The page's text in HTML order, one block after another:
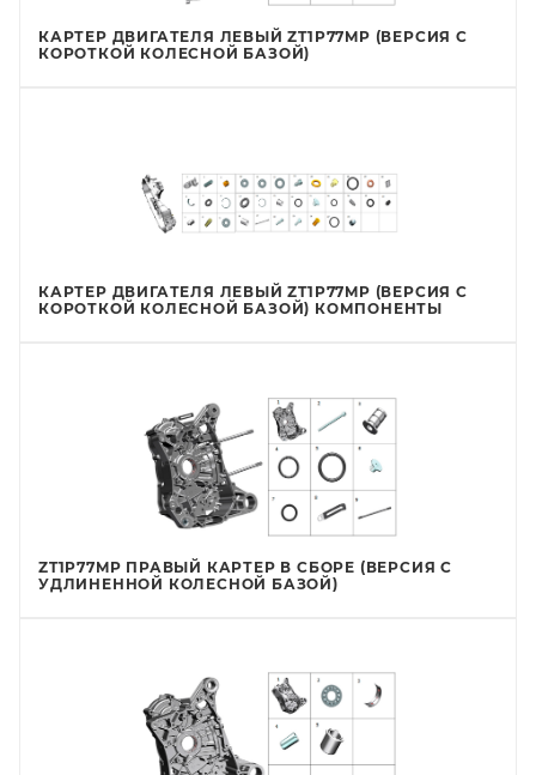
КАРТЕР ДВИГАТЕЛЯ ЛЕВЫЙ ZT1P77MP (ВЕРСИЯ С
КОРОТКОЙ КОЛЕСНОЙ БАЗОЙ)
КАРТЕР ДВИГАТЕЛЯ ЛЕВЫЙ ZT1P77MP (ВЕРСИЯ С
КОРОТКОЙ КОЛЕСНОЙ БАЗОЙ) КОМПОНЕНТЫ
ZT1P77MP ПРАВЫЙ КАРТЕР В СБОРЕ (ВЕРСИЯ С
УДЛИНЕННОЙ КОЛЕСНОЙ БАЗОЙ)